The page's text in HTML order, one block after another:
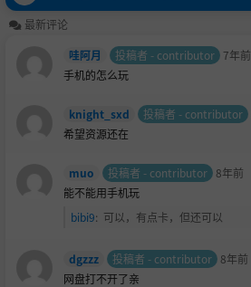
最新评论
哇阿月
投稿者 - contributor 7年前
手机的怎么玩
knight_sxd 投稿者 - contributor
希望资源还在
muo 投稿者 - contributor 8年前
能不能用手机玩
bibi9: 可以，有点卡，但还可以
dgzzz 投稿者 - contributor 8年前
网盘打不开了亲